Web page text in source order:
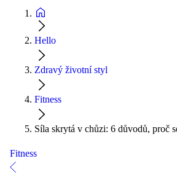
Hello
Zdravý životní styl
Fitness
Síla skrytá v chůzi: 6 důvodů, proč
Fitness